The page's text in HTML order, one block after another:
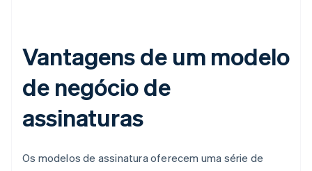
Vantagens de um modelo
de negócio de
assinaturas
Os modelos de assinatura oferecem uma série de